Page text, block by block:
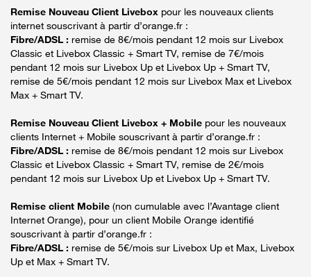
Remise Nouveau Client Livebox pour les nouveaux clients
internet souscrivant à partir d’orange.fr :
Fibre/ADSL : remise de 8€/mois pendant 12 mois sur Livebox
Classic et Livebox Classic + Smart TV, remise de 7€/mois
pendant 12 mois sur Livebox Up et Livebox Up + Smart TV,
remise de 5€/mois pendant 12 mois sur Livebox Max et Livebox
Max + Smart TV.
Remise Nouveau Client Livebox + Mobile pour les nouveaux
clients Internet + Mobile souscrivant à partir d’orange.fr :
Fibre/ADSL : remise de 8€/mois pendant 12 mois sur Livebox
Classic et Livebox Classic + Smart TV, remise de 2€/mois
pendant 12 mois sur Livebox Up et Livebox Up + Smart TV.
Remise client Mobile (non cumulable avec l’Avantage client
Internet Orange), pour un client Mobile Orange identifié
souscrivant à partir d’orange.fr :
Fibre/ADSL : remise de 5€/mois sur Livebox Up et Max, Livebox
Up et Max + Smart TV.